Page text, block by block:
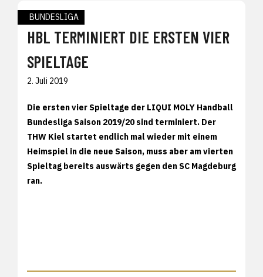
BUNDESLIGA
HBL TERMINIERT DIE ERSTEN VIER
SPIELTAGE
2. Juli 2019
Die ersten vier Spieltage der LIQUI MOLY Handball
Bundesliga Saison 2019/20 sind terminiert. Der
THW Kiel startet endlich mal wieder mit einem
Heimspiel in die neue Saison, muss aber am vierten
Spieltag bereits auswärts gegen den SC Magdeburg
ran.